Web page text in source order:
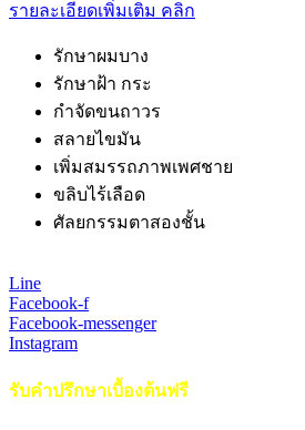
รายละเอียดเพิ่มเติม คลิก
รักษาผมบาง
รักษาฝ้า กระ
กำจัดขนถาวร
สลายไขมัน
เพิ่มสมรรถภาพเพศชาย
ขลิบไร้เลือด
ศัลยกรรมตาสองชั้น
Line
Facebook-f
Facebook-messenger
Instagram
รับคำปรึกษาเบื้องต้นฟรี